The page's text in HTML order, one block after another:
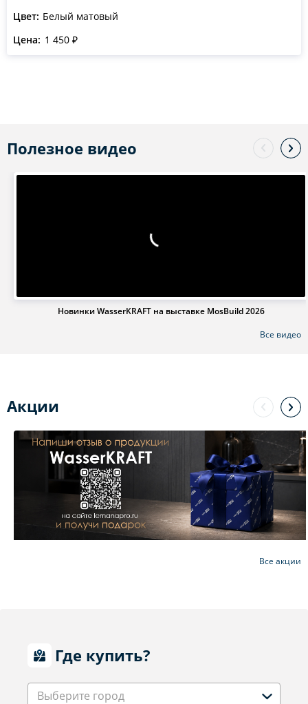
Цвет: Белый матовый
Цена: 1 450 ₽
Полезное видео
Новинки WasserKRAFT на выставке MosBuild 2026
Все видео
Акции
Все акции
Где купить?
Выберите город